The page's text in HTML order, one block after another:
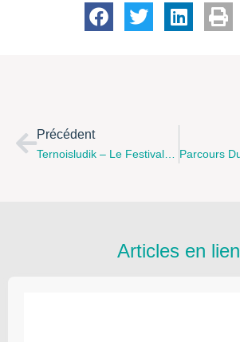
Précédent
Ternoisludik – Le Festival De Jeu Du Ternois
Articles en lien